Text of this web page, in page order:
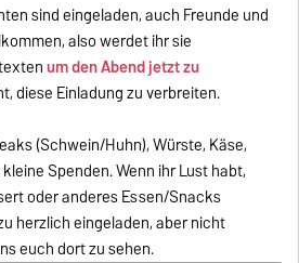
sind eingeladen, auch Freunde und
also werdet ihr sie
um den Abend jetzt zu
diese Einladung zu verbreiten.
(Schwein/Huhn), Würste, Käse,
Spenden. Wenn ihr Lust habt,
oder anderes Essen/Snacks
herzlich eingeladen, aber nicht
euch dort zu sehen.